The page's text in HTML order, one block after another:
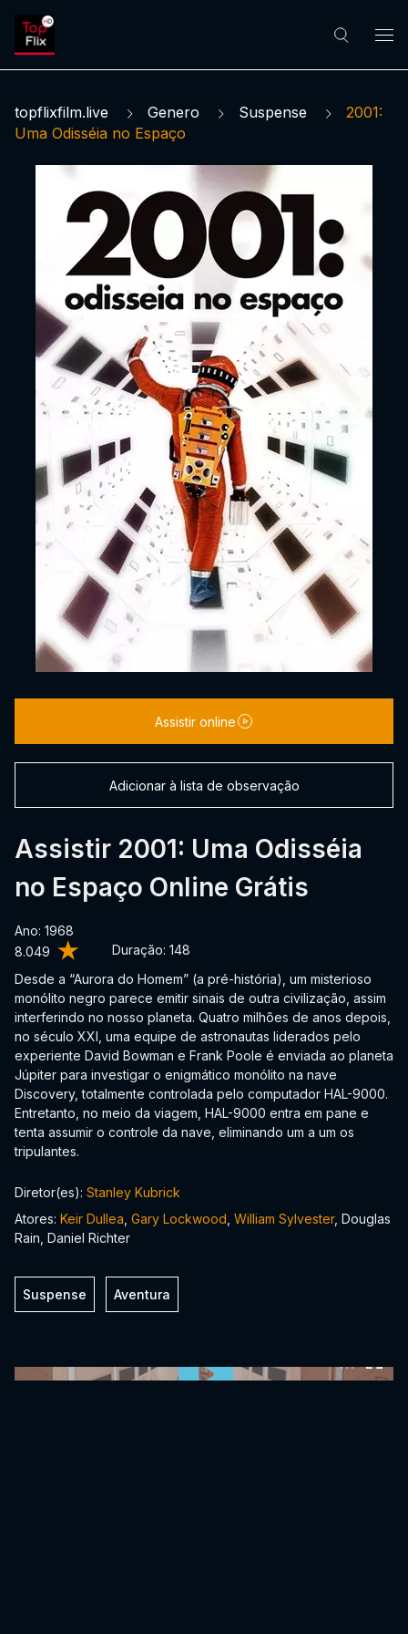
topflixfilm.live Genero Suspense
2001:
Uma Odisséia no Espaço
8.049 Duração: 148
Assistir 2001: Uma Odisséia
no Espaço Online Grátis
Ano: 1968
Desde a “Aurora do Homem” (a pré-história), um misterioso
monólito negro parece emitir sinais de outra civilização, assim
interferindo no nosso planeta. Quatro milhões de anos depois,
no século XXI, uma equipe de astronautas liderados pelo
experiente David Bowman e Frank Poole é enviada ao planeta
Júpiter para investigar o enigmático monólito na nave
Discovery, totalmente controlada pelo computador HAL-9000.
Entretanto, no meio da viagem, HAL-9000 entra em pane e
tenta assumir o controle da nave, eliminando um a um os
tripulantes.
Assistir online
Adicionar à lista de observação
Diretor(es): Stanley Kubrick
Atores: Keir Dullea Gary Lockwood William Sylvester, Douglas
Rain, Daniel Richter
Suspense Aventura